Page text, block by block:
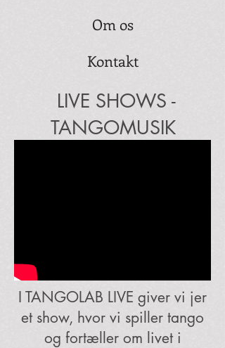
Om os
Kontakt
LIVE SHOWS -
TANGOMUSIK
I TANGOLAB LIVE giver vi jer
et show, hvor vi spiller tango
og fortæller om livet i